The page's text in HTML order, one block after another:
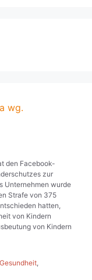
wg.
den Facebook-
zur
Unternehmen wurde
Strafe von 375
hatten,
von Kindern
von Kindern
Gesundheit,